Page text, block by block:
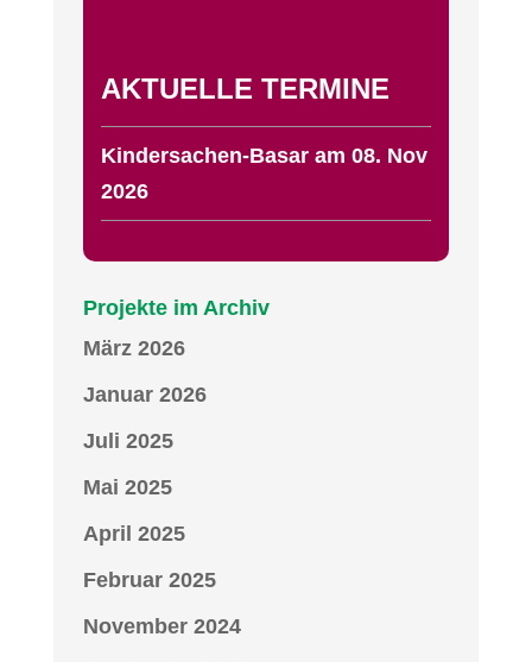
AKTUELLE TERMINE
Kindersachen-Basar am 08. Nov
2026
Projekte im Archiv
März 2026
Januar 2026
Juli 2025
Mai 2025
April 2025
Februar 2025
November 2024